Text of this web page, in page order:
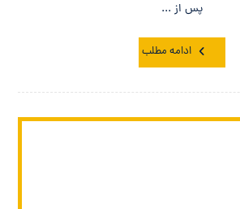
پس از ...
ادامه مطلب